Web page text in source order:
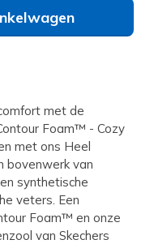
met de
Foam™ - Cozy
met ons Heel
bovenwerk van
synthetische
veters. Een
Foam™ en onze
van Skechers